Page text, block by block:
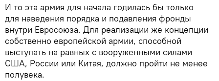
И то эта армия для начала годилась бы только
для наведения порядка и подавления фронды
внутри Евросоюза. Для реализации же концепции
собственно европейской армии, способной
выступать на равных с вооруженными силами
США, России или Китая, должно пройти не менее
полувека.